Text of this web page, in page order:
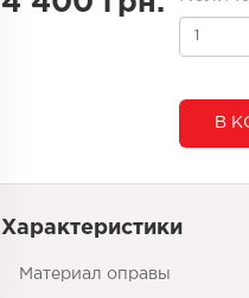
В
Характеристики
Материал оправы